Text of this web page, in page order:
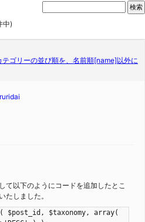
中)
ゴリーの並び順を、名前順[name]以外に
て以下のようにコードを追加したとこ
たしました。
$post_id, $taxonomy, array(